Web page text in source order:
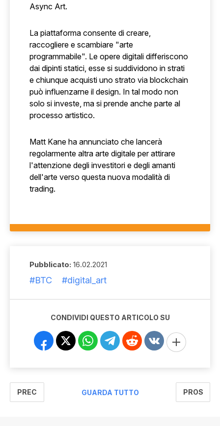
Async Art.
La piattaforma consente di creare,
raccogliere e scambiare "arte
programmabile". Le opere digitali differiscono
dai dipinti statici, esse si suddividono in strati
e chiunque acquisti uno strato via blockchain
può influenzarne il design. In tal modo non
solo si investe, ma si prende anche parte al
processo artistico.
Matt Kane ha annunciato che lancerà
regolarmente altra arte digitale per attirare
l'attenzione degli investitori e degli amanti
dell'arte verso questa nuova modalità di
trading.
Pubblicato: 16.02.2021
#BTC #digital_art
CONDIVIDI QUESTO ARTICOLO SU
PREC GUARDA TUTTO PROS